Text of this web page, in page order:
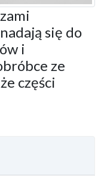
się do
i
ze
części